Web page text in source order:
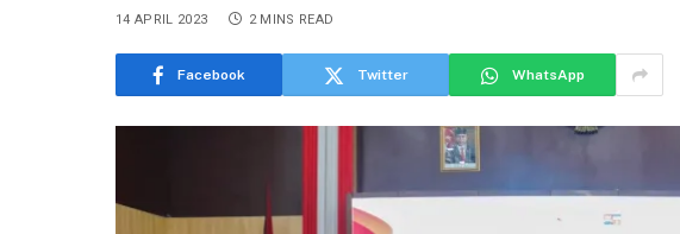
14 APRIL 2023 2 MINS READ
Facebook Twitter WhatsApp